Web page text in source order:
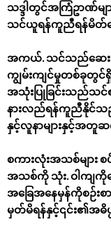
သဒ္ဒါတွင်အကြံဥာဏ်မ
သင်ယူရန်ကူညီရန်မိတ်
အကယ်. သင်သည်ဆေး
ကျွမ်းကျင်မှုတစ်ခုတွ
အသုံးပြုခြင်းသည်သ
နားလည်ရန်ကူညီနိုင်သ
နှင့်လူနာများနှင့်အ
စကားလုံးအသစ်များ စ
အသစ်ကို သုံး. ဝါကျကို
အခြေအနေမှန်ကိုစဉ်းစ
မှတ်မိရန်နှင့်၎င်း၏အ